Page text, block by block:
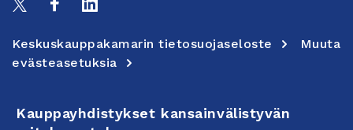
Keskuskauppakamarin tietosuojaseloste
Muuta
evästeasetuksia
Kauppayhdistykset kansainvälistyvän